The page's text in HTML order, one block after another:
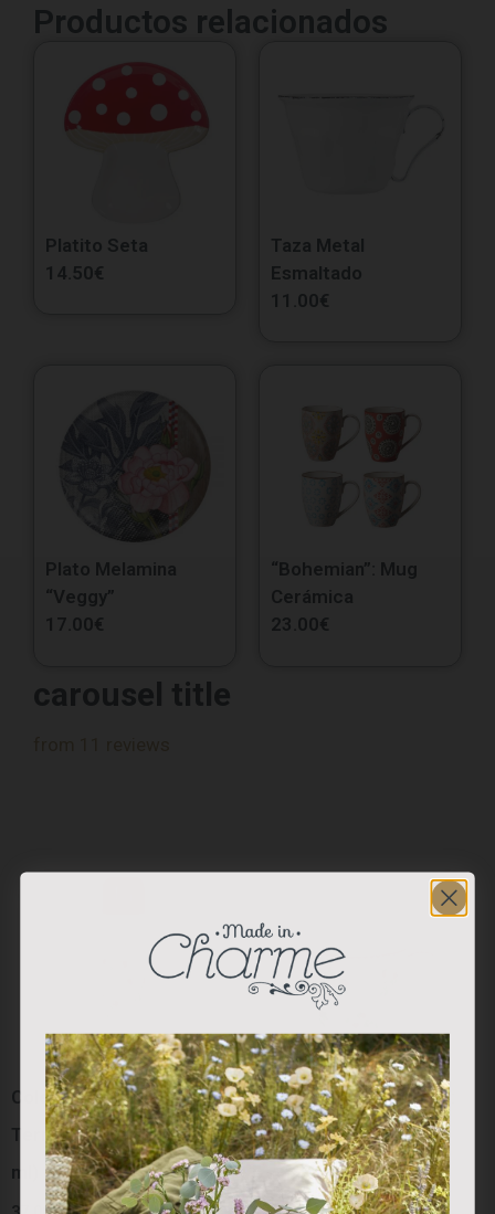
Productos relacionados
Platito Seta
14.50€
Taza Metal
Esmaltado
11.00€
Plato Melamina
“Veggy”
17.00€
“Bohemian”: Mug
Cerámica
23.00€
carousel title
Colección “Red Berry”:
Termo Blanco Berry (800
ml)
Colección “Red Berry”:
Mug Porcelana
27.50€